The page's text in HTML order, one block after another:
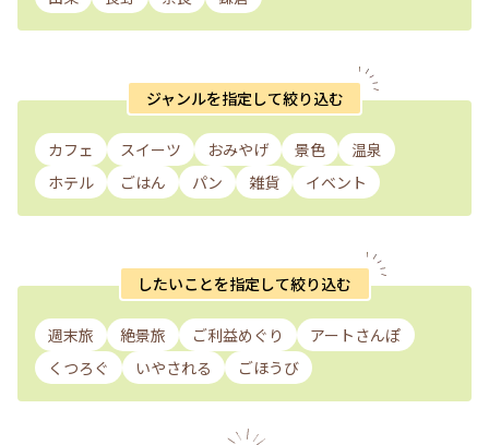
ジャンルを指定して絞り込む
カフェ スイーツ おみやげ 景色
温泉
ホテル
ごはん パン 雑貨 イベント
したいことを指定して絞り込む
週末旅 絶景旅 ご利益めぐり
アートさんぽ
くつろぐ
いやされる ごほうび